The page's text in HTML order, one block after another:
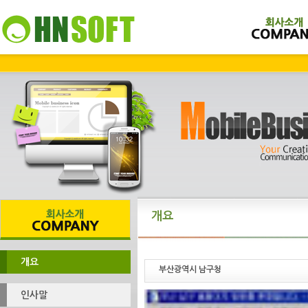
개요
인사말
개요
부산광역시 남구청